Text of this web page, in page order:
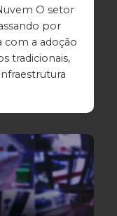
O setor
por
com a adoção
tradicionais,